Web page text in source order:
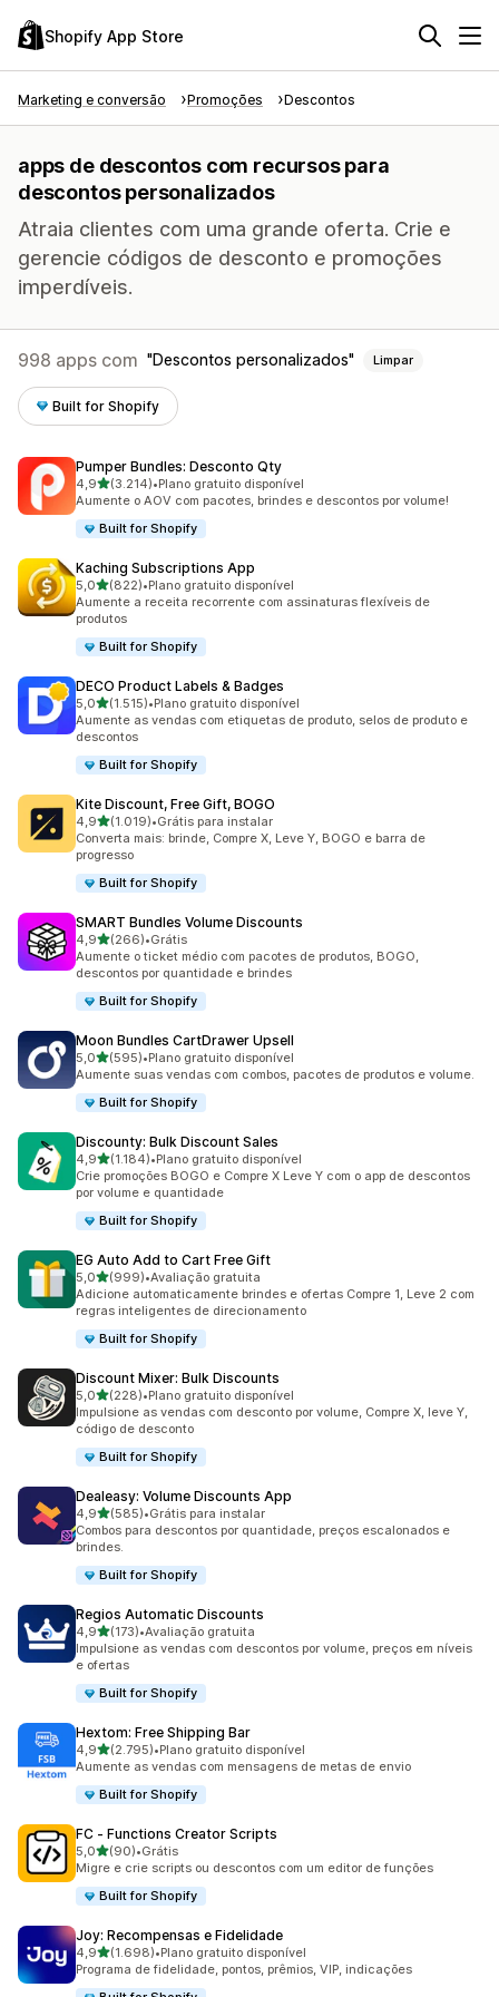
Shopify App Store
Marketing e conversão Promoções Descontos
apps de descontos com recursos para
descontos personalizados
Atraia clientes com uma grande oferta. Crie e
gerencie códigos de desconto e promoções
imperdíveis.
998 apps com Descontos personalizados Limpar
Built for Shopify
Pumper Bundles: Desconto Qty
4,9de 5 estrelas
(3.214)
3214 avaliações ao todo
•Plano gratuito disponível
Aumente o AOV com pacotes, brindes e descontos por volume!
Built for Shopify
Kaching Subscriptions App
5,0de 5 estrelas
(822)
822 avaliações ao todo
•Plano gratuito disponível
Aumente a receita recorrente com assinaturas flexíveis de
produtos
Built for Shopify
DECO Product Labels & Badges
5,0de 5 estrelas
(1.515)
1515 avaliações ao todo
•Plano gratuito disponível
Aumente as vendas com etiquetas de produto, selos de produto e
descontos
Built for Shopify
Kite Discount, Free Gift, BOGO
4,9de 5 estrelas
(1.019)
1019 avaliações ao todo
•Grátis para instalar
Converta mais: brinde, Compre X, Leve Y, BOGO e barra de
progresso
Built for Shopify
SMART Bundles Volume Discounts
4,9de 5 estrelas
(266)
266 avaliações ao todo
•Grátis
Aumente o ticket médio com pacotes de produtos, BOGO,
descontos por quantidade e brindes
Built for Shopify
Moon Bundles CartDrawer Upsell
5,0de 5 estrelas
(595)
595 avaliações ao todo
•Plano gratuito disponível
Aumente suas vendas com combos, pacotes de produtos e volume.
Built for Shopify
Discounty: Bulk Discount Sales
4,9de 5 estrelas
(1.184)
1184 avaliações ao todo
•Plano gratuito disponível
Crie promoções BOGO e Compre X Leve Y com o app de descontos
por volume e quantidade
Built for Shopify
EG Auto Add to Cart Free Gift
5,0de 5 estrelas
(999)
999 avaliações ao todo
•Avaliação gratuita
Adicione automaticamente brindes e ofertas Compre 1, Leve 2 com
regras inteligentes de direcionamento
Built for Shopify
Discount Mixer: Bulk Discounts
5,0de 5 estrelas
(228)
228 avaliações ao todo
•Plano gratuito disponível
Impulsione as vendas com desconto por volume, Compre X, leve Y,
código de desconto
Built for Shopify
Dealeasy: Volume Discounts App
4,9de 5 estrelas
(585)
585 avaliações ao todo
•Grátis para instalar
Combos para descontos por quantidade, preços escalonados e
brindes.
Built for Shopify
Regios Automatic Discounts
4,9de 5 estrelas
(173)
173 avaliações ao todo
•Avaliação gratuita
Impulsione as vendas com descontos por volume, preços em níveis
e ofertas
Built for Shopify
Hextom: Free Shipping Bar
4,9de 5 estrelas
(2.795)
2795 avaliações ao todo
•Plano gratuito disponível
Aumente as vendas com mensagens de metas de envio
Built for Shopify
FC ‑ Functions Creator Scripts
5,0de 5 estrelas
(90)
90 avaliações ao todo
•Grátis
Migre e crie scripts ou descontos com um editor de funções
Built for Shopify
Joy: Recompensas e Fidelidade
4,9de 5 estrelas
(1.698)
1698 avaliações ao todo
•Plano gratuito disponível
Programa de fidelidade, pontos, prêmios, VIP, indicações